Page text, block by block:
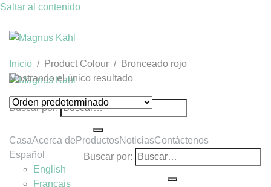
Saltar al contenido
Buscar por:
CasaAcerca de ProductosNoticiasContáctenos
Español
English
Français
Buscar por:
Inicio / Product Colour / Bronceado rojo
Mostrando el único resultado